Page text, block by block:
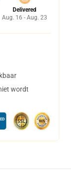
Delivered
Aug. 16 - Aug. 23
wordt